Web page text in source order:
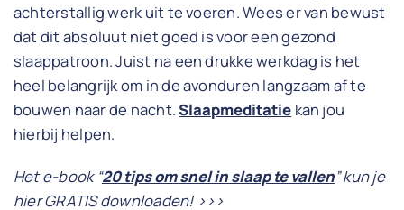
achterstallig werk uit te voeren. Wees er van bewust
dat dit absoluut niet goed is voor een gezond
slaappatroon. Juist na een drukke werkdag is het
heel belangrijk om in de avonduren langzaam af te
bouwen naar de nacht.Slaapmeditatie kan jou
hierbij helpen.
Het e-book “20 tips om snel in slaap te vallen” kun je
hier GRATIS downloaden! >>>